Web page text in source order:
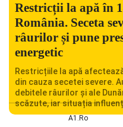
Restricții la apă în
România. Seceta
râurilor și pune
energetic
Restricțiile la apă
din cauza secetei severe.
debitele râurilor și ale
scăzute, iar situația
Centralei Nucleare de la
A1.ro